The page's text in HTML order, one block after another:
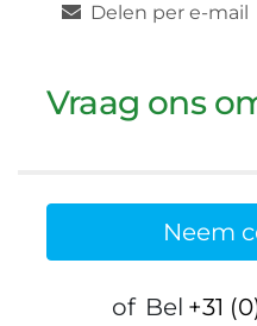
Delen per e-mail
Vraag ons
Neem
of Bel +31